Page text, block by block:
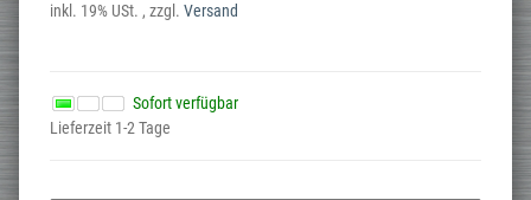
inkl. 19% USt. , zzgl. Versand
Sofort verfügbar
Lieferzeit 1-2 Tage